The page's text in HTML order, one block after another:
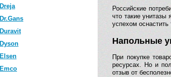
Dreja
Dr.Gans
Duravit
Dyson
Elsen
Emco
Российские
что такие
успехом
Напольные
При покупке
ресурсах. Но и
отзыв от